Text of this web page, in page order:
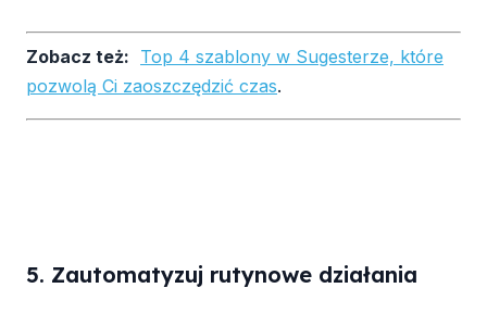
Zobacz też: Top 4 szablony w Sugesterze, które
pozwolą Ci zaoszczędzić czas.
5. Zautomatyzuj rutynowe działania